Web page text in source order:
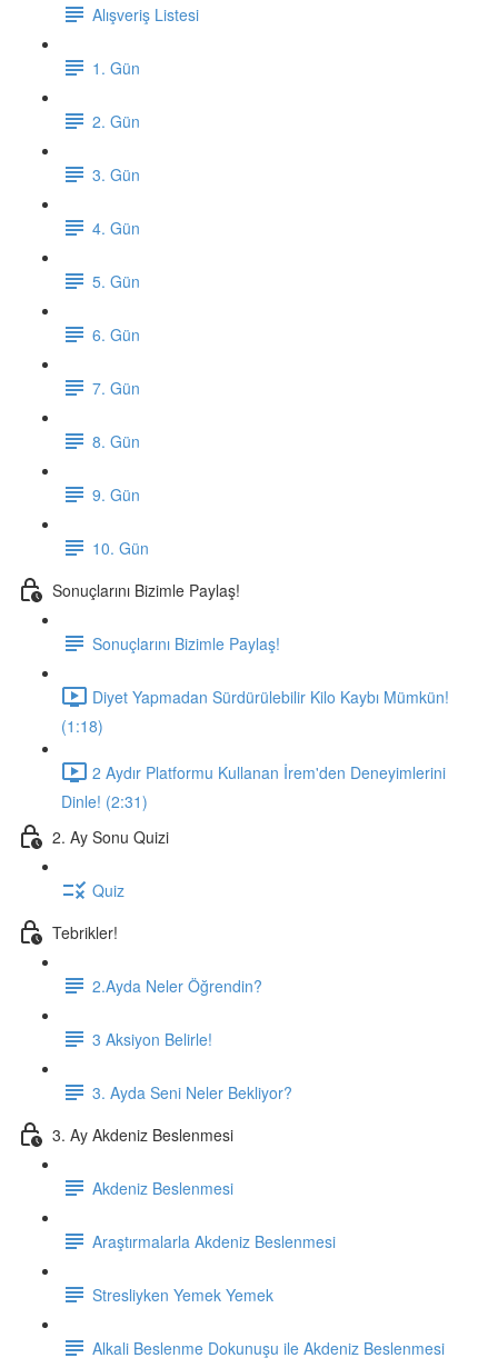
Alışveriş Listesi
1. Gün
2. Gün
3. Gün
4. Gün
5. Gün
6. Gün
7. Gün
8. Gün
9. Gün
10. Gün
Sonuçlarını Bizimle Paylaş!
Sonuçlarını Bizimle Paylaş!
Diyet Yapmadan Sürdürülebilir Kilo Kaybı Mümkün!
(1:18)
2 Aydır Platformu Kullanan İrem'den Deneyimlerini
Dinle! (2:31)
2. Ay Sonu Quizi
Quiz
Tebrikler!
2.Ayda Neler Öğrendin?
3 Aksiyon Belirle!
3. Ayda Seni Neler Bekliyor?
3. Ay Akdeniz Beslenmesi
Akdeniz Beslenmesi
Araştırmalarla Akdeniz Beslenmesi
Stresliyken Yemek Yemek
Alkali Beslenme Dokunuşu ile Akdeniz Beslenmesi